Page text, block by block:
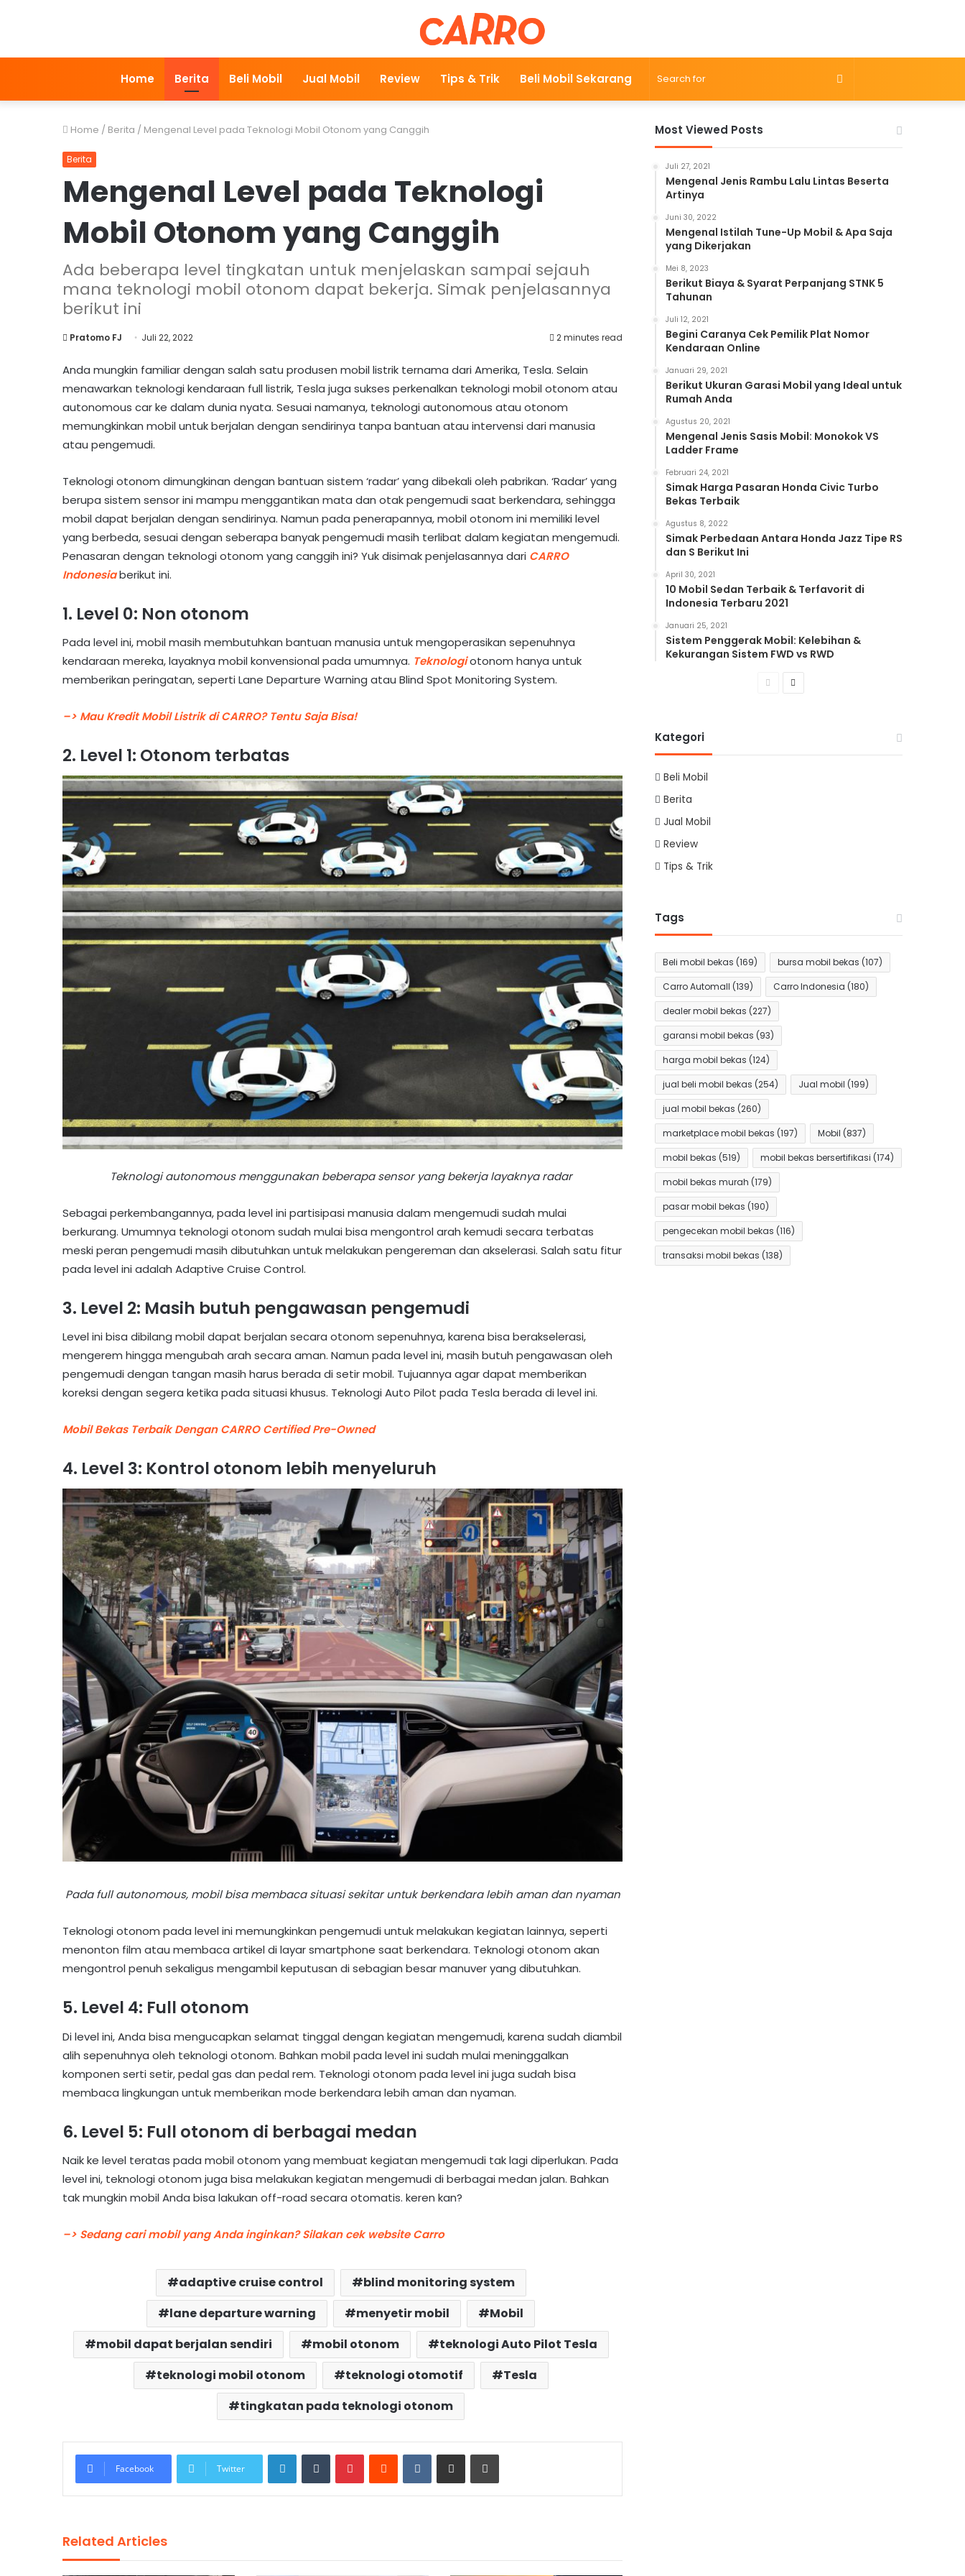
Home Berita Beli Mobil Jual Mobil Review Tips & Trik Beli Mobil Sekarang Search
Home / Berita / Mengenal Level pada Teknologi Mobil Otonom yang Canggih
Berita
Mengenal Level pada Teknologi
Mobil Otonom yang Canggih
Ada beberapa level tingkatan untuk menjelaskan sampai sejauh
mana teknologi mobil otonom dapat bekerja. Simak penjelasannya
berikut ini
Pratomo FJ Juli 22, 2022 2 minutes read
Anda mungkin familiar dengan salah satu produsen mobil listrik ternama dari Amerika, Tesla. Selain
menawarkan teknologi kendaraan full listrik, Tesla juga sukses perkenalkan teknologi mobil otonom atau
autonomous car ke dalam dunia nyata. Sesuai namanya, teknologi autonomous atau otonom
memungkinkan mobil untuk berjalan dengan sendirinya tanpa bantuan atau intervensi dari manusia
atau pengemudi.
Teknologi otonom dimungkinan dengan bantuan sistem ‘radar’ yang dibekali oleh pabrikan. ‘Radar’ yang
berupa sistem sensor ini mampu menggantikan mata dan otak pengemudi saat berkendara, sehingga
mobil dapat berjalan dengan sendirinya. Namun pada penerapannya, mobil otonom ini memiliki level
yang berbeda, sesuai dengan seberapa banyak pengemudi masih terlibat dalam kegiatan mengemudi.
Penasaran dengan teknologi otonom yang canggih ini? Yuk disimak penjelasannya dari CARRO
Indonesiaberikut ini.
1. Level 0: Non otonom
Pada level ini, mobil masih membutuhkan bantuan manusia untuk mengoperasikan sepenuhnya
kendaraan mereka, layaknya mobil konvensional pada umumnya. Teknologiotonom hanya untuk
memberikan peringatan, seperti Lane Departure Warning atau Blind Spot Monitoring System.
–> Mau Kredit Mobil Listrik di CARRO? Tentu Saja Bisa!
2. Level 1: Otonom terbatas
Teknologi autonomous menggunakan beberapa sensor yang bekerja layaknya radar
Sebagai perkembangannya, pada level ini partisipasi manusia dalam mengemudi sudah mulai
berkurang. Umumnya teknologi otonom sudah mulai bisa mengontrol arah kemudi secara terbatas
meski peran pengemudi masih dibutuhkan untuk melakukan pengereman dan akselerasi. Salah satu fitur
pada level ini adalah Adaptive Cruise Control.
3. Level 2: Masih butuh pengawasan pengemudi
Level ini bisa dibilang mobil dapat berjalan secara otonom sepenuhnya, karena bisa berakselerasi,
mengerem hingga mengubah arah secara aman. Namun pada level ini, masih butuh pengawasan oleh
pengemudi dengan tangan masih harus berada di setir mobil. Tujuannya agar dapat memberikan
koreksi dengan segera ketika pada situasi khusus. Teknologi Auto Pilot pada Tesla berada di level ini.
Mobil Bekas Terbaik Dengan CARRO Certified Pre-Owned
4. Level 3: Kontrol otonom lebih menyeluruh
Pada full autonomous, mobil bisa membaca situasi sekitar untuk berkendara lebih aman dan nyaman
Teknologi otonom pada level ini memungkinkan pengemudi untuk melakukan kegiatan lainnya, seperti
menonton film atau membaca artikel di layar smartphone saat berkendara. Teknologi otonom akan
mengontrol penuh sekaligus mengambil keputusan di sebagian besar manuver yang dibutuhkan.
5. Level 4: Full otonom
Di level ini, Anda bisa mengucapkan selamat tinggal dengan kegiatan mengemudi, karena sudah diambil
alih sepenuhnya oleh teknologi otonom. Bahkan mobil pada level ini sudah mulai meninggalkan
komponen serti setir, pedal gas dan pedal rem. Teknologi otonom pada level ini juga sudah bisa
membaca lingkungan untuk memberikan mode berkendara lebih aman dan nyaman.
6. Level 5: Full otonom di berbagai medan
Naik ke level teratas pada mobil otonom yang membuat kegiatan mengemudi tak lagi diperlukan. Pada
level ini, teknologi otonom juga bisa melakukan kegiatan mengemudi di berbagai medan jalan. Bahkan
tak mungkin mobil Anda bisa lakukan off-road secara otomatis. keren kan?
–> Sedang cari mobil yang Anda inginkan? Silakan cek website Carro
adaptive cruise control
blind monitoring system
lane departure warning
menyetir mobil
Mobil
mobil dapat berjalan sendiri
mobil otonom
teknologi Auto Pilot Tesla
teknologi mobil otonom
teknologi otomotif
Tesla
tingkatan pada teknologi otonom
Facebook Twitter
LinkedInTumblrPinterestReddit VKontakte
Share via Email Print
Related Articles
Most Viewed Posts
Juli 27, 2021
Mengenal Jenis Rambu Lalu Lintas Beserta
Artinya
Juni 30, 2022
Mengenal Istilah Tune-Up Mobil & Apa Saja
yang Dikerjakan
Mei 8, 2023
Berikut Biaya & Syarat Perpanjang STNK 5
Tahunan
Juli 12, 2021
Begini Caranya Cek Pemilik Plat Nomor
Kendaraan Online
Januari 29, 2021
Berikut Ukuran Garasi Mobil yang Ideal untuk
Rumah Anda
Agustus 20, 2021
Mengenal Jenis Sasis Mobil: Monokok VS
Ladder Frame
Februari 24, 2021
Simak Harga Pasaran Honda Civic Turbo
Bekas Terbaik
Agustus 8, 2022
Simak Perbedaan Antara Honda Jazz Tipe RS
dan S Berikut Ini
April 30, 2021
10 Mobil Sedan Terbaik & Terfavorit di
Indonesia Terbaru 2021
Januari 25, 2021
Sistem Penggerak Mobil: Kelebihan &
Kekurangan Sistem FWD vs RWD
Previous
Kategori
Beli Mobil
Berita
Jual Mobil
Review
Tips & Trik
Tags
Beli mobil bekas (169) bursa mobil bekas (107)
Carro Automall (139) Carro Indonesia (180)
dealer mobil bekas (227)
garansi mobil bekas (93)
harga mobil bekas (124)
jual beli mobil bekas (254) Jual mobil (199)
jual mobil bekas (260)
marketplace mobil bekas (197) Mobil (837)
mobil bekas (519) mobil bekas bersertifikasi (174)
mobil bekas murah (179)
pasar mobil bekas (190)
pengecekan mobil bekas (116)
transaksi mobil bekas (138)